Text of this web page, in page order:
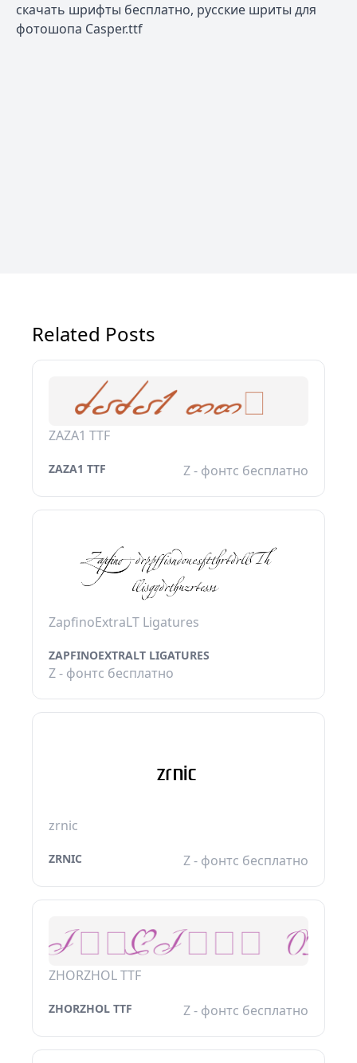
скачать шрифты бесплатно, русские шриты для
фотошопа Casper.ttf
Related Posts
ZAZA1 TTF
ZAZA1 TTF Z - фонтс бесплатно
ZapfinoExtraLT Ligatures
ZAPFINOEXTRALT LIGATURES
Z - фонтс бесплатно
zrnic
ZRNIC Z - фонтс бесплатно
ZHORZHOL TTF
ZHORZHOL TTF Z - фонтс бесплатно